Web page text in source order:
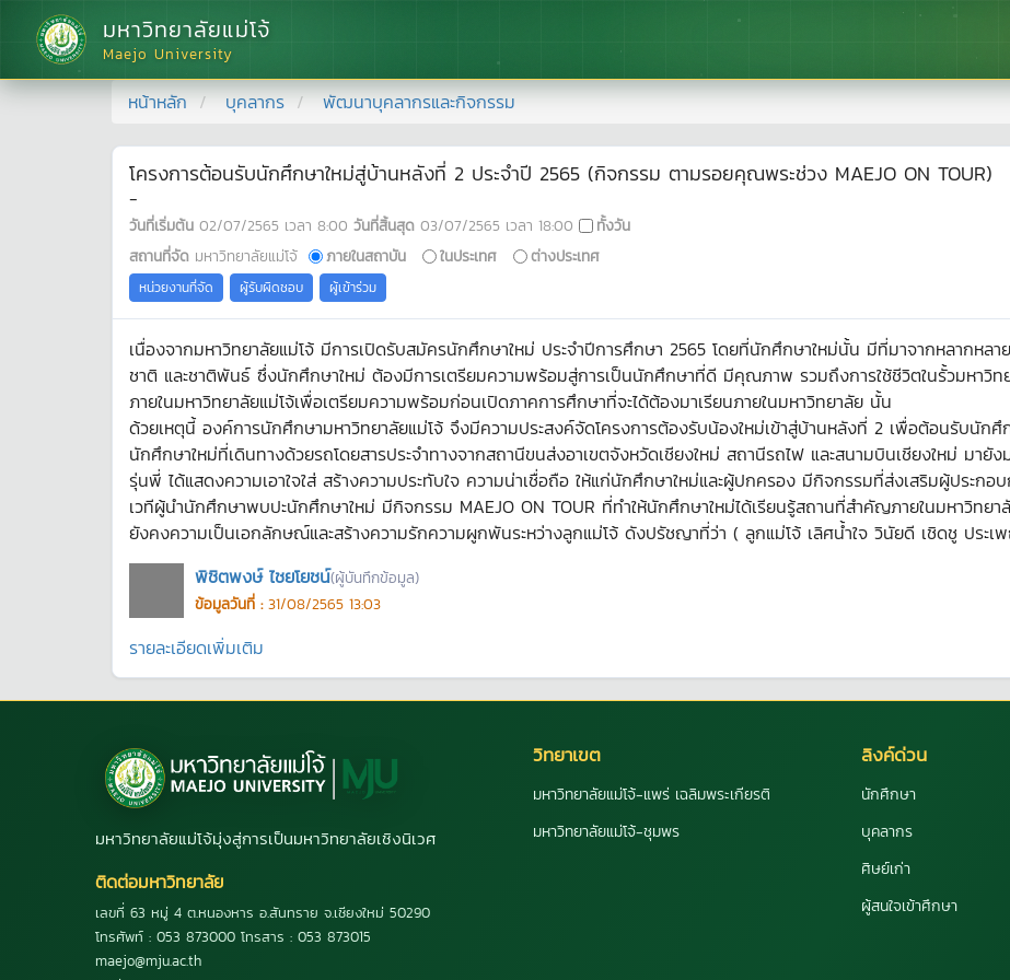
มหาวิทยาลัยแม่โจ้
Maejo University
หน้าหลัก บุคลากร พัฒนาบุคลากรและกิจกรรม
โครงการต้อนรับนักศึกษาใหม่สู่บ้านหลังที่ 2 ประจำปี 2565 (กิจกรรม ตามรอยคุณพระช่วง MAEJO ON TOUR)
-
วันที่เริ่มต้น 02/07/2565 เวลา 8:00 วันที่สิ้นสุด 03/07/2565 เวลา 18:00
ทั้งวัน
สถานที่จัด มหาวิทยาลัยแม่โจ้ ภายในสถาบัน ในประเทศ ต่างประเทศ
หน่วยงานที่จัด ผู้รับผิดชอบ ผู้เข้าร่วม
เนื่องจากมหาวิทยาลัยแม่โจ้ มีการเปิดรับสมัครนักศึกษาใหม่ ประจำปีการศึกษา 2565 โดยที่นักศึกษาใหม่นั้น มีที่มาจากหลากหล
ชาติ และชาติพันธ์ ซึ่งนักศึกษาใหม่ ต้องมีการเตรียมความพร้อมสู่การเป็นนักศึกษาที่ดี มีคุณภาพ รวมถึงการใช้ชีวิตในรั้วมหาวิท
ภายในมหาวิทยาลัยแม่โจ้เพื่อเตรียมความพร้อมก่อนเปิดภาคการศึกษาที่จะได้ต้องมาเรียนภายในมหาวิทยาลัย นั้น
ด้วยเหตุนี้ องค์การนักศึกษามหาวิทยาลัยแม่โจ้ จึงมีความประสงค์จัดโครงการต้องรับน้องใหม่เข้าสู่บ้านหลังที่ 2 เพื่อต้อนรับนักศึ
นักศึกษาใหม่ที่เดินทางด้วยรถโดยสารประจำทางจากสถานีขนส่งอาเขตจังหวัดเชียงใหม่ สถานีรถไฟ และสนามบินเชียงใหม่ มา
รุ่นพี่ ได้แสดงความเอาใจใส่ สร้างความประทับใจ ความน่าเชื่อถือ ให้แก่นักศึกษาใหม่และผู้ปกครอง มีกิจกรรมที่ส่งเสริมผู้ประก
เวทีผู้นำนักศึกษาพบปะนักศึกษาใหม่ มีกิจกรรม MAEJO ON TOUR ที่ทำให้นักศึกษาใหม่ได้เรียนรู้สถานที่สำคัญภายในมหาวิทย
ยังคงความเป็นเอกลักษณ์และสร้างความรักความผูกพันระหว่างลูกแม่โจ้ ดังปรัชญาที่ว่า ( ลูกแม่โจ้ เลิศน้ำใจ วินัยดี เชิดชู ประ
พิชิตพงษ์ ไชยโยชน์(ผู้บันทึกข้อมูล)
ข้อมูลวันที่ : 31/08/2565 13:03
รายละเอียดเพิ่มเติม
มหาวิทยาลัยแม่โจ้มุ่งสู่การเป็นมหาวิทยาลัยเชิงนิเวศ
ติดต่อมหาวิทยาลัย
เลขที่ 63 หมู่ 4 ต.หนองหาร อ.สันทราย จ.เชียงใหม่ 50290
โทรศัพท์ : 053 873000 โทรสาร : 053 873015
maejo@mju.ac.th
วิทยาเขต
มหาวิทยาลัยแม่โจ้-แพร่ เฉลิมพระเกียรติ
มหาวิทยาลัยแม่โจ้-ชุมพร
ลิงค์ด่วน
นักศึกษา
บุคลากร
ศิษย์เก่า
ผู้สนใจเข้าศึกษา